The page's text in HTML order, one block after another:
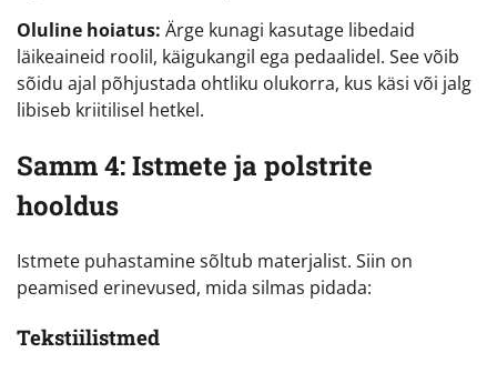
Oluline hoiatus: Ärge kunagi kasutage libedaid
läikeaineid roolil, käigukangil ega pedaalidel. See võib
sõidu ajal põhjustada ohtliku olukorra, kus käsi või jalg
libiseb kriitilisel hetkel.
Samm 4: Istmete ja polstrite
hooldus
Istmete puhastamine sõltub materjalist. Siin on
peamised erinevused, mida silmas pidada:
Tekstiilistmed